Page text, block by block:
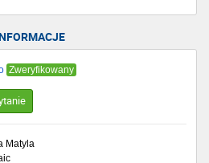
Zweryfikowany
Matyla